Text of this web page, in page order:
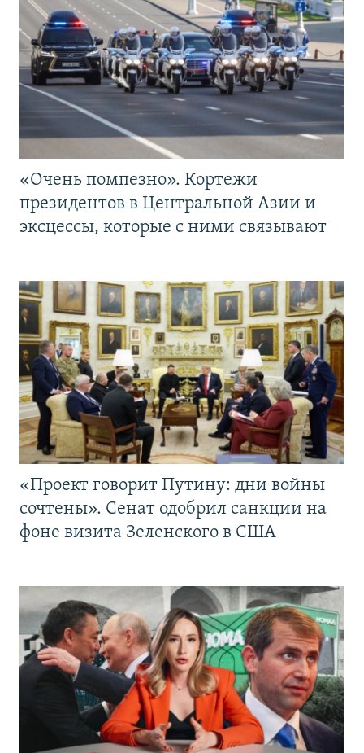
«Очень помпезно». Кортежи
президентов в Центральной Азии и
эксцессы, которые с ними связывают
«Проект говорит Путину: дни войны
сочтены». Сенат одобрил санкции на
фоне визита Зеленского в США